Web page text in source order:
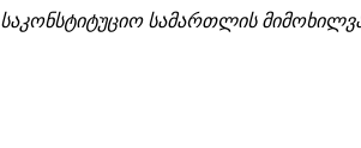
საკონსტიტუციო სამართლის